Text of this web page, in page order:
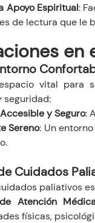
Apoyo Espiritual:
de lectura que le
en
vital para
seguridad:
y Seguro:
Sereno: Un
Cuidados
paliativos
Atención
físicas,